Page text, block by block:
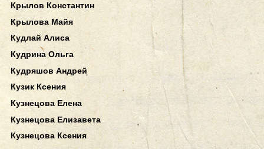
Крылов Константин
Крылова Майя
Кудлай Алиса
Кудрина Ольга
Кудряшов Андрей
Кузик Ксения
Кузнецова Елена
Кузнецова Елизавета
Кузнецова Ксения